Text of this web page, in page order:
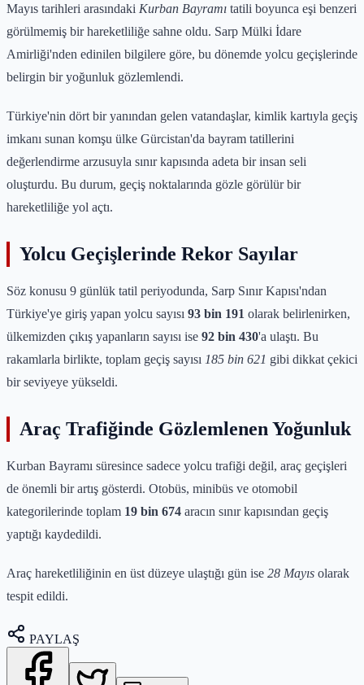
Mayıs tarihleri arasındaki Kurban Bayramı tatili boyunca eşi benzeri
görülmemiş bir hareketliliğe sahne oldu. Sarp Mülki İdare
Amirliği'nden edinilen bilgilere göre, bu dönemde yolcu geçişlerinde
belirgin bir yoğunluk gözlemlendi.
Türkiye'nin dört bir yanından gelen vatandaşlar, kimlik kartıyla geçiş
imkanı sunan komşu ülke Gürcistan'da bayram tatillerini
değerlendirme arzusuyla sınır kapısında adeta bir insan seli
oluşturdu. Bu durum, geçiş noktalarında gözle görülür bir
hareketliliğe yol açtı.
Yolcu Geçişlerinde Rekor Sayılar
Söz konusu 9 günlük tatil periyodunda, Sarp Sınır Kapısı'ndan
Türkiye'ye giriş yapan yolcu sayısı 93 bin 191 olarak belirlenirken,
ülkemizden çıkış yapanların sayısı ise 92 bin 430'a ulaştı. Bu
rakamlarla birlikte, toplam geçiş sayısı 185 bin 621 gibi dikkat çekici
bir seviyeye yükseldi.
Araç Trafiğinde Gözlemlenen Yoğunluk
Kurban Bayramı süresince sadece yolcu trafiği değil, araç geçişleri
de önemli bir artış gösterdi. Otobüs, minibüs ve otomobil
kategorilerinde toplam 19 bin 674 aracın sınır kapısından geçiş
yaptığı kaydedildi.
Araç hareketliliğinin en üst düzeye ulaştığı gün ise 28 Mayıs olarak
tespit edildi.
PAYLAŞ